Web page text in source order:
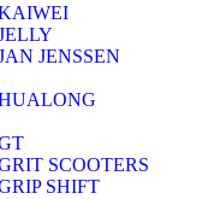
JENSSEN
SCOOTERS
SHIFT